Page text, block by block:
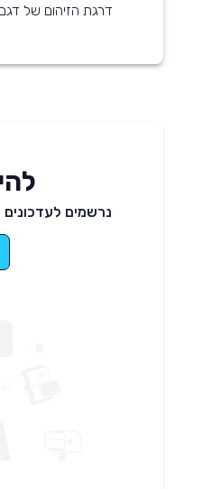
דרגת הזיהום של דגם זה
נרשמים